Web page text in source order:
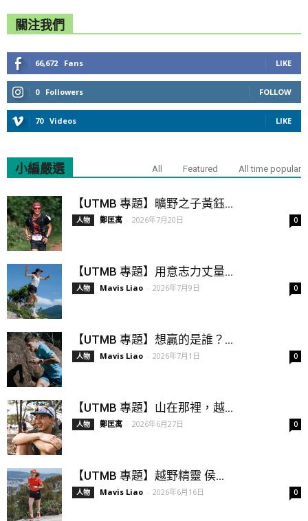
關注我們
66,672 Fans LIKE
0 Followers FOLLOW
70 Videos LIKE
小編嚴選 All Featured All time popular
【UTMB 專題】曠野之子黃鈺...
人物 鄭匡寓 - 2026年7月20日 0
【UTMB 專題】用意志力丈量...
人物 Mavis Liao - 2026年7月9日 0
【UTMB 專題】想贏的是誰？...
人物 Mavis Liao - 2026年7月1日 0
【UTMB 專題】山在那裡，越...
人物 鄭匡寓 - 2026年6月27日 0
【UTMB 專題】越野精靈 侯...
人物 Mavis Liao - 2026年6月16日 0